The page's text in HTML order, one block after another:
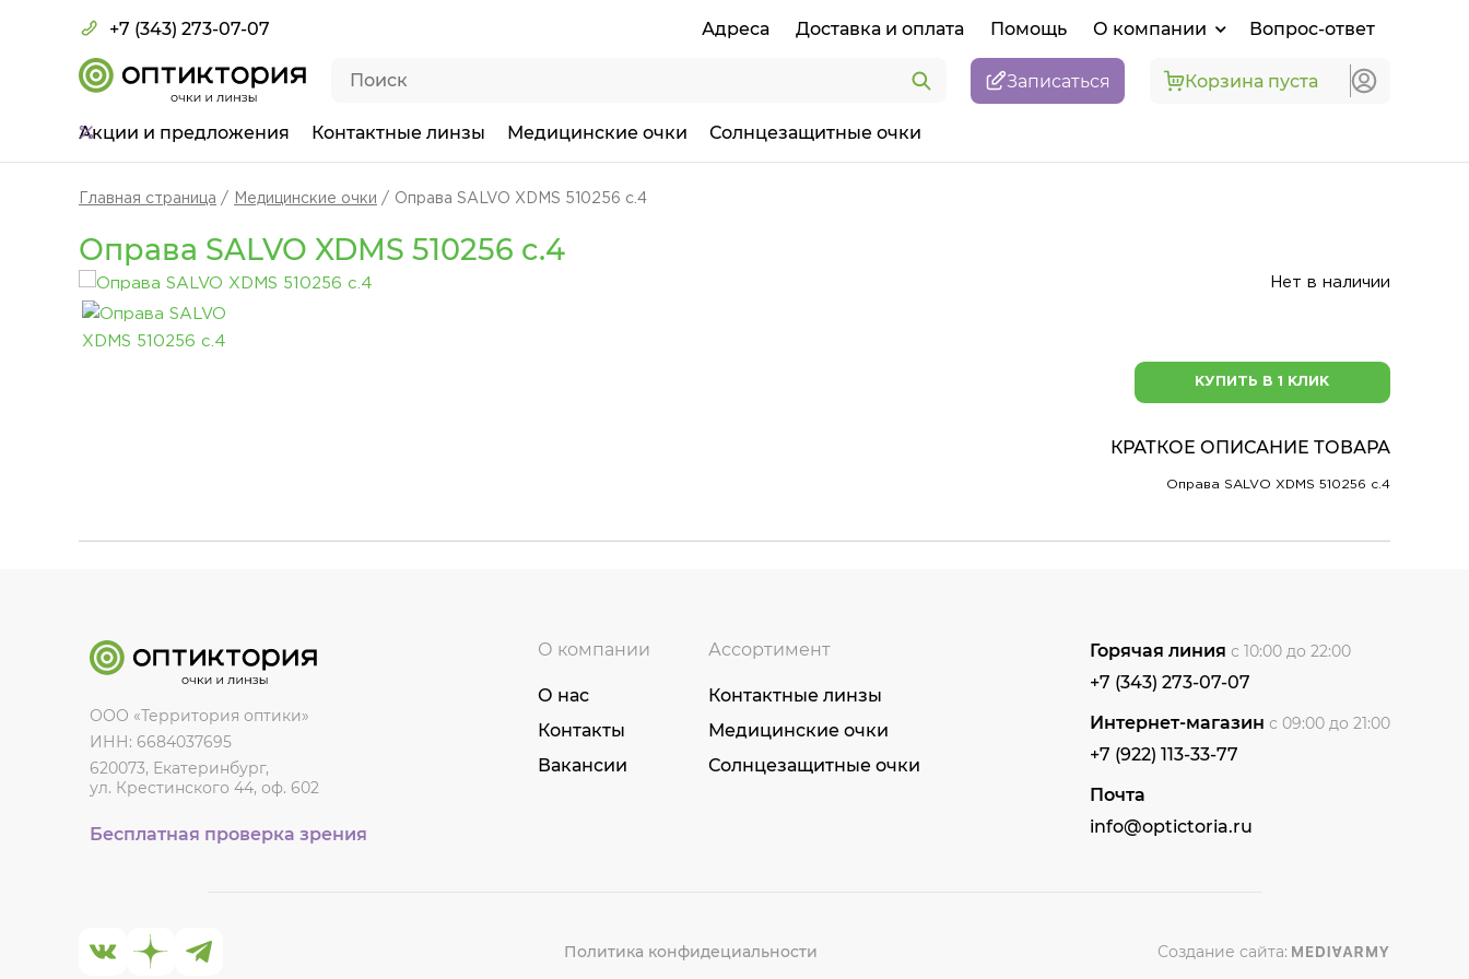
+7 (343) 273-07-07 Адреса Доставка и оплата Помощь О компании Вопрос-ответ
Записаться Корзина пуста
Акции и предложения Контактные линзы Медицинские очки Солнцезащитные очки
Главная страница Медицинские очки Оправа SALVO XDMS 510256 c.4
Оправа SALVO XDMS 510256 c.4
Нет в наличии
КУПИТЬ В 1 КЛИК
КРАТКОЕ ОПИСАНИЕ ТОВАРА
Оправа SALVO XDMS 510256 c.4
ООО «Территория оптики»
ИНН: 6684037695
620073, Екатеринбург,
ул. Крестинского 44, оф. 602
Бесплатная проверка зрения
О компании
О нас
Контакты
Вакансии
Ассортимент
Контактные линзы
Медицинские очки
Солнцезащитные очки
Горячая линия с 10:00 до 22:00
+7 (343) 273-07-07
Интернет-магазин с 09:00 до 21:00
+7 (922) 113-33-77
Почта
info@optictoria.ru
Политика конфидециальности Создание сайта: